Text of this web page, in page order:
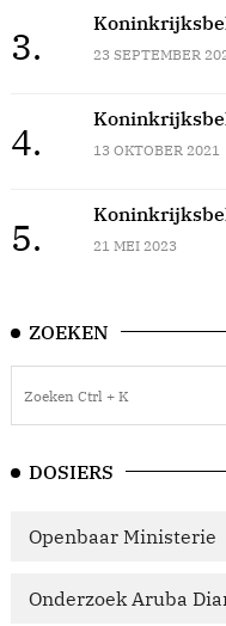
3. 23 SEPTEMBER
4. 13 OKTOBER 2021
5. 21 MEI 2023
ZOEKEN
DOSIERS
Openbaar Ministerie
Onderzoek Aruba